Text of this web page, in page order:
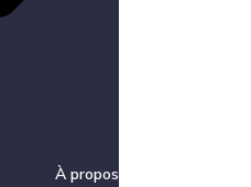
À propos